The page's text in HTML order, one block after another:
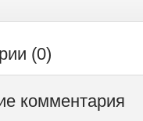
(0)
комментария